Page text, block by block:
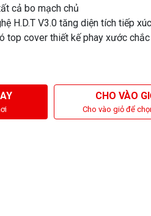
cả bo mạch chủ
H.D.T V3.0 tăng diện tích tiếp
top cover thiết kế phay xước
CHO VÀO
Cho vào giỏ để